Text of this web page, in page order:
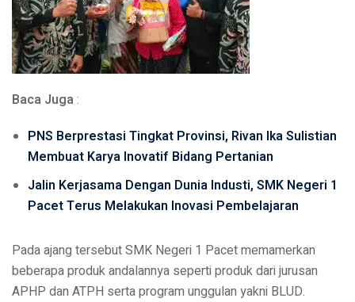
Baca Juga:
PNS Berprestasi Tingkat Provinsi, Rivan Ika Sulistian
Membuat Karya Inovatif Bidang Pertanian
Jalin Kerjasama Dengan Dunia Industi, SMK Negeri 1
Pacet Terus Melakukan Inovasi Pembelajaran
Pada ajang tersebut SMK Negeri 1 Pacet memamerkan
beberapa produk andalannya seperti produk dari jurusan
APHP dan ATPH serta program unggulan yakni BLUD.